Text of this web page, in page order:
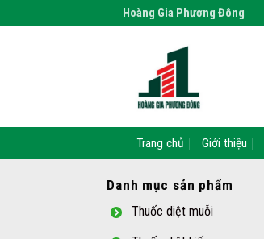
Hoàng Gia Phương Đông
Trang chủ Giới thiệu
Danh mục sản phẩm
Thuốc diệt muỗi